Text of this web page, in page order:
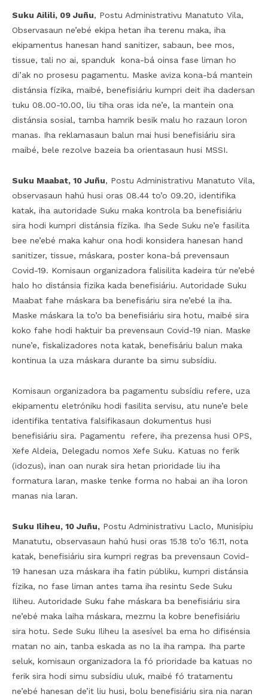
Suku Ailili, 09 Juñu, Postu Administrativu Manatuto Vila,
Observasaun ne’ebé ekipa hetan iha terenu maka, iha
ekipamentus hanesan hand sanitizer, sabaun, bee mos,
tissue, tali no ai, spanduk kona-bá oinsa fase liman ho
di’ak no prosesu pagamentu. Maske aviza kona-bá mantein
distánsia fízika, maibé, benefisiáriu kumpri deit iha dadersan
tuku 08.00-10.00, liu tiha oras ida ne’e, la mantein ona
distánsia sosial, tamba hamrik besik malu ho razaun loron
manas. Iha reklamasaun balun mai husi benefisiáriu sira
maibé, bele rezolve bazeia ba orientasaun husi MSSI.
Suku Maabat, 10 Juñu, Postu Administrativu Manatuto Vila,
observasaun hahú husi oras 08.44 to’o 09.20, identifika
katak, iha autoridade Suku maka kontrola ba benefisiáriu
sira hodi kumpri distánsia fízika. Iha Sede Suku ne’e fasilita
bee ne’ebé maka kahur ona hodi konsidera hanesan hand
sanitizer, tissue, máskara, poster kona-bá prevensaun
Covid-19. Komisaun organizadora falisilita kadeira túr ne’ebé
halo ho distánsia fizika kada benefisiáriu. Autoridade Suku
Maabat fahe máskara ba benefisáriu sira ne’ebé la iha.
Maske máskara la to’o ba benefisiáriu sira hotu, maibé sira
koko fahe hodi haktuir ba prevensaun Covid-19 nian. Maske
nune’e, fiskalizadores nota katak, benefisáriu balun maka
kontinua la uza máskara durante ba simu subsídiu.
Komisaun organizadora ba pagamentu subsídiu refere, uza
ekipamentu eletróniku hodi fasilita servisu, atu nune’e bele
identifika tentativa falsifikasaun dokumentus husi
benefisiáriu sira. Pagamentu refere, iha prezensa husi OPS,
Xefe Aldeia, Delegadu nomos Xefe Suku. Katuas no ferik
(idozus), inan oan nurak sira hetan prioridade liu iha
formatura laran, maske tenke forma no habai an iha loron
manas nia laran.
Suku Iliheu, 10 Juñu, Postu Administrativu Laclo, Munisípiu
Manatutu, observasaun hahú husi oras 15.18 to’o 16.11, nota
katak, benefisiáriu sira kumpri regras ba prevensaun Covid-
19 hanesan uza máskara iha fatin públiku, kumpri distánsia
fízika, no fase liman antes tama iha resintu Sede Suku
Iliheu. Autoridade Suku fahe máskara ba benefisiáriu sira
ne’ebé maka laiha máskara, mezmu la kobre benefisiáriu
sira hotu. Sede Suku Iliheu la asesível ba ema ho difisénsia
matan no ain, tanba eskada as no la iha rampa. Iha parte
seluk, komisaun organizadora la fó prioridade ba katuas no
ferik sira hodi simu subsídiu uluk, maibé fó tratamentu
ne’ebé hanesan de’it liu husi, bolu benefisiáriu sira nia naran